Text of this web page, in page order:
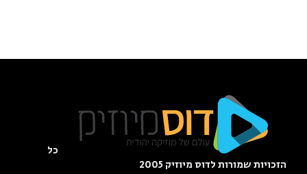
כל
הזכויות שמורות לדוס מיוזיק 2005